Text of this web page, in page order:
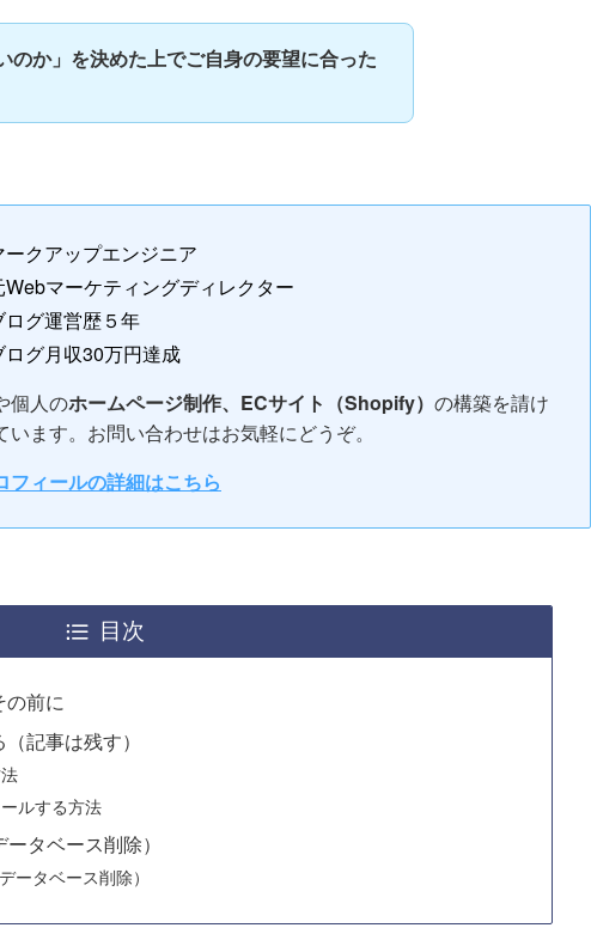
のか」を決めた上でご自身の要望に合った
ークアップエンジニア
Webマーケティングディレクター
ログ運営歴５年
ログ月収30万円達成
個人のホームページ制作、ECサイト（Shopify） の構築を請け
います。お問い合わせはお気軽にどうぞ。
フィールの詳細はこちら
目次
前に
記事は残す）
ルする方法
タベース削除）
ータベース削除）